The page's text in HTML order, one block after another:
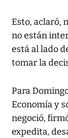
Esto, aclaró,
no están
está al lado
tomar la
Para
Economía y
negoció,
expedita,